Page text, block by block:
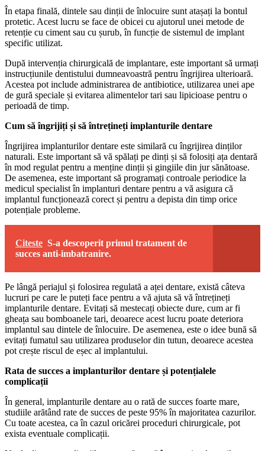
În etapa finală, dintele sau dinții de înlocuire sunt atașați la bontul
protetic. Acest lucru se face de obicei cu ajutorul unei metode de
retenție cu ciment sau cu șurub, în funcție de sistemul de implant
specific utilizat.
După intervenția chirurgicală de implantare, este important să urmați
instrucțiunile dentistului dumneavoastră pentru îngrijirea ulterioară.
Acestea pot include administrarea de antibiotice, utilizarea unei ape
de gură speciale și evitarea alimentelor tari sau lipicioase pentru o
perioadă de timp.
Cum să îngrijiți și să întrețineți implanturile dentare
Îngrijirea implanturilor dentare este similară cu îngrijirea dinților
naturali. Este important să vă spălați pe dinți și să folosiți ața dentară
în mod regulat pentru a menține dinții și gingiile din jur sănătoase.
De asemenea, este important să programați controale periodice la
medicul specialist în implanturi dentare pentru a vă asigura că
implantul funcționează corect și pentru a depista din timp orice
potențiale probleme.
Citeste S-a descoperit primul tratament de
succes anti-imbatranire.
Pe lângă periajul și folosirea regulată a aței dentare, există câteva
lucruri pe care le puteți face pentru a vă ajuta să vă întrețineți
implanturile dentare. Evitați să mestecați obiecte dure, cum ar fi
gheața sau bomboanele tari, deoarece acest lucru poate deteriora
implantul sau dintele de înlocuire. De asemenea, este o idee bună să
evitați fumatul sau utilizarea produselor din tutun, deoarece acestea
pot crește riscul de eșec al implantului.
Rata de succes a implanturilor dentare și potențialele
complicații
În general, implanturile dentare au o rată de succes foarte mare,
studiile arătând rate de succes de peste 95% în majoritatea cazurilor.
Cu toate acestea, ca în cazul oricărei proceduri chirurgicale, pot
exista eventuale complicații.